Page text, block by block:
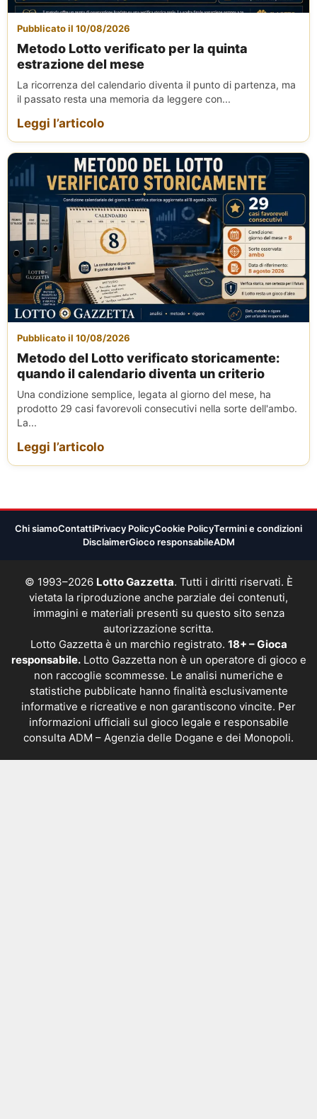
Pubblicato il 10/08/2026
Metodo Lotto verificato per la quinta
estrazione del mese
La ricorrenza del calendario diventa il punto di partenza, ma
il passato resta una memoria da leggere con...
Leggi l’articolo
Pubblicato il 10/08/2026
Metodo del Lotto verificato storicamente:
quando il calendario diventa un criterio
Una condizione semplice, legata al giorno del mese, ha
prodotto 29 casi favorevoli consecutivi nella sorte dell'ambo.
La...
Leggi l’articolo
Chi siamoContattiPrivacy PolicyCookie PolicyTermini e condizioni
DisclaimerGioco responsabileADM
© 1993–2026 Lotto Gazzetta. Tutti i diritti riservati. È
vietata la riproduzione anche parziale dei contenuti,
immagini e materiali presenti su questo sito senza
autorizzazione scritta.
Lotto Gazzetta è un marchio registrato. 18+ – Gioca
responsabile.Lotto Gazzetta non è un operatore di gioco e
non raccoglie scommesse. Le analisi numeriche e
statistiche pubblicate hanno finalità esclusivamente
informative e ricreative e non garantiscono vincite. Per
informazioni ufficiali sul gioco legale e responsabile
consulta ADM – Agenzia delle Dogane e dei Monopoli.